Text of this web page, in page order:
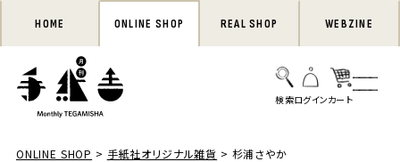
HOME ONLINE SHOP REAL SHOP WEBZINE
ONLINE SHOP 手紙社オリジナル雑貨 杉浦さやか